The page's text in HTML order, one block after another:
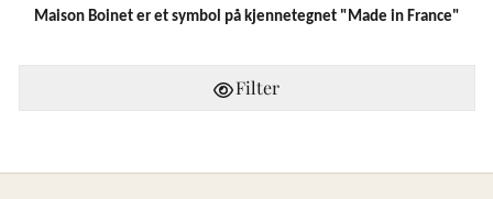
Maison Boinet er et symbol på kjennetegnet "Made in France"
Filter